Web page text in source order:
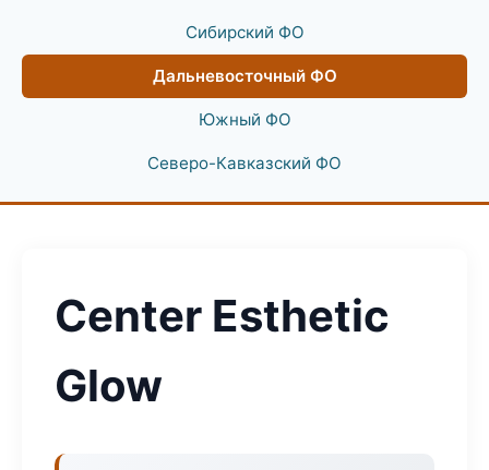
Сибирский ФО
Дальневосточный ФО
Южный ФО
Северо-Кавказский ФО
Center Esthetic
Glow